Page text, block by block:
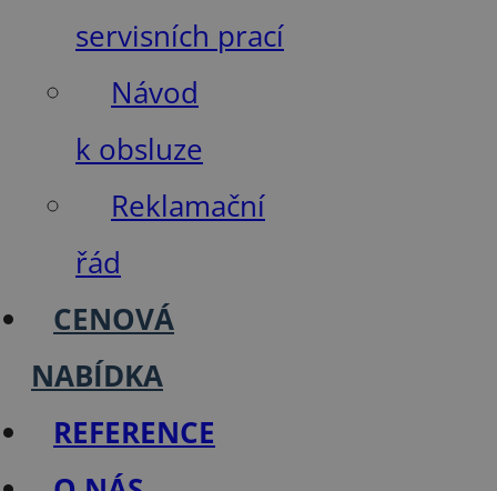
servisních prací
Návod
k obsluze
Reklamační
řád
CENOVÁ
NABÍDKA
REFERENCE